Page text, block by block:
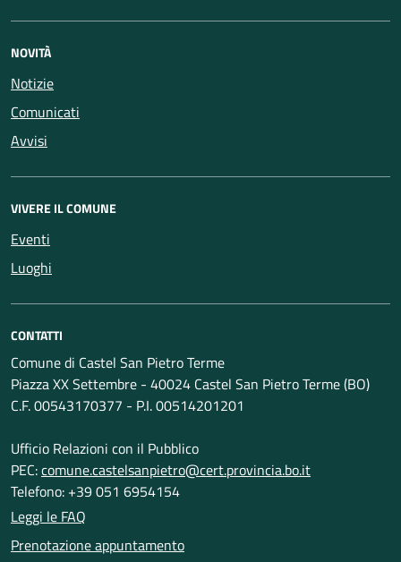
NOVITÀ
Notizie
Comunicati
Avvisi
VIVERE IL COMUNE
Eventi
Luoghi
CONTATTI
Comune di Castel San Pietro Terme
Piazza XX Settembre - 40024 Castel San Pietro Terme (BO)
C.F. 00543170377 - P.I. 00514201201
Ufficio Relazioni con il Pubblico
PEC:comune.castelsanpietro@cert.provincia.bo.it
Telefono: +39 051 6954154
Leggi le FAQ
Prenotazione appuntamento